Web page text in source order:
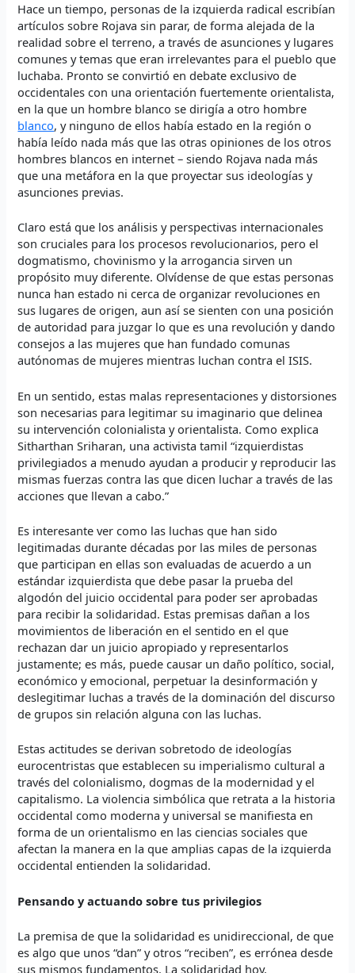
Hace un tiempo, personas de la izquierda radical escribían
artículos sobre Rojava sin parar, de forma alejada de la
realidad sobre el terreno, a través de asunciones y lugares
comunes y temas que eran irrelevantes para el pueblo que
luchaba. Pronto se convirtió en debate exclusivo de
occidentales con una orientación fuertemente orientalista,
en la que un hombre blanco se dirigía a otro hombre
blanco, y ninguno de ellos había estado en la región o
había leído nada más que las otras opiniones de los otros
hombres blancos en internet – siendo Rojava nada más
que una metáfora en la que proyectar sus ideologías y
asunciones previas.
Claro está que los análisis y perspectivas internacionales
son cruciales para los procesos revolucionarios, pero el
dogmatismo, chovinismo y la arrogancia sirven un
propósito muy diferente. Olvídense de que estas personas
nunca han estado ni cerca de organizar revoluciones en
sus lugares de origen, aun así se sienten con una posición
de autoridad para juzgar lo que es una revolución y dando
consejos a las mujeres que han fundado comunas
autónomas de mujeres mientras luchan contra el ISIS.
En un sentido, estas malas representaciones y distorsiones
son necesarias para legitimar su imaginario que delinea
su intervención colonialista y orientalista. Como explica
Sitharthan Sriharan, una activista tamil “izquierdistas
privilegiados a menudo ayudan a producir y reproducir las
mismas fuerzas contra las que dicen luchar a través de las
acciones que llevan a cabo.”
Es interesante ver como las luchas que han sido
legitimadas durante décadas por las miles de personas
que participan en ellas son evaluadas de acuerdo a un
estándar izquierdista que debe pasar la prueba del
algodón del juicio occidental para poder ser aprobadas
para recibir la solidaridad. Estas premisas dañan a los
movimientos de liberación en el sentido en el que
rechazan dar un juicio apropiado y representarlos
justamente; es más, puede causar un daño político, social,
económico y emocional, perpetuar la desinformación y
deslegitimar luchas a través de la dominación del discurso
de grupos sin relación alguna con las luchas.
Estas actitudes se derivan sobretodo de ideologías
eurocentristas que establecen su imperialismo cultural a
través del colonialismo, dogmas de la modernidad y el
capitalismo. La violencia simbólica que retrata a la historia
occidental como moderna y universal se manifiesta en
forma de un orientalismo en las ciencias sociales que
afectan la manera en la que amplias capas de la izquierda
occidental entienden la solidaridad.
Pensando y actuando sobre tus privilegios
La premisa de que la solidaridad es unidireccional, de que
es algo que unos “dan” y otros “reciben”, es errónea desde
sus mismos fundamentos. La solidaridad hoy,